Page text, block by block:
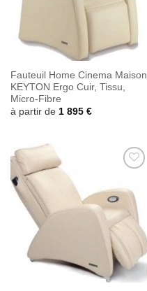
Fauteuil Home Cinema Maison
KEYTON Ergo Cuir, Tissu,
Micro-Fibre
à partir de 1 895 €
à la
wishlist